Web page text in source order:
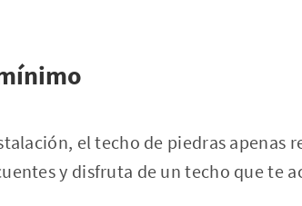
el techo de piedras
y disfruta de un techo que te